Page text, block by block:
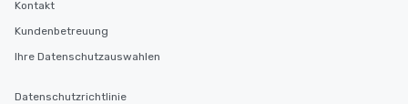
Kontakt
Kundenbetreuung
Ihre Datenschutzauswahlen
Datenschutzrichtlinie